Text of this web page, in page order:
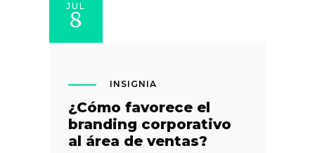
JUL
8
INSIGNIA
¿Cómo favorece el
branding corporativo
al área de ventas?